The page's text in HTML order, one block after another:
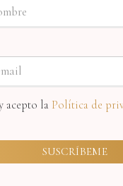
acepto la Política de
SUSCRÍBEME